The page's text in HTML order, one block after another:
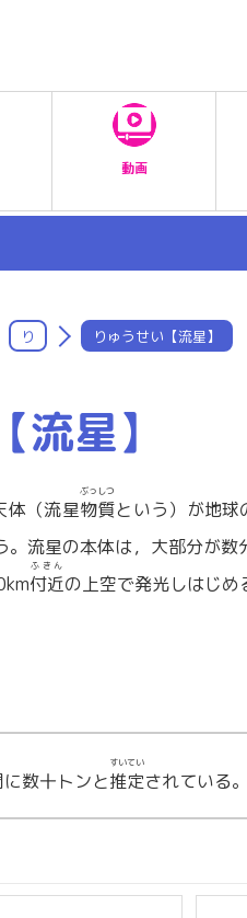
動画
り りゅうせい【流星】
流星】
体（流星物質
ぶっしつ
という）が地球
。流星の本体は，大部分が
付近
ふきん
の上空で発光しはじ
数十トンと推定
すいてい
されている。